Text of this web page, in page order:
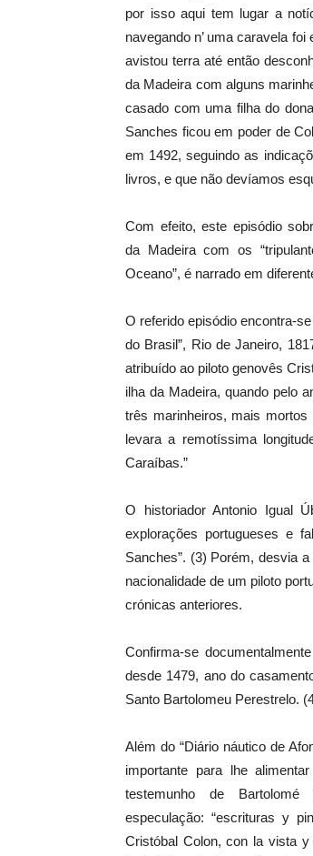
por isso aqui tem lugar a
navegando n’ uma caravela
avistou terra até então
da Madeira com alguns
casado com uma filha do
Sanches ficou em poder de
em 1492, seguindo as
livros, e que não devíamos
Com efeito, este episódio
da Madeira com os
Oceano”, é narrado em
O referido episódio encontra-
do Brasil”, Rio de Janeiro,
atribuído ao piloto genovês
ilha da Madeira, quando pelo
três marinheiros, mais
levara a remotíssima
Caraíbas.”
O historiador Antonio Igual
explorações portugueses e
Sanches”. (3) Porém, desvia
nacionalidade de um piloto
crónicas anteriores.
Confirma-se
desde 1479, ano do
Santo Bartolomeu Perestrelo.
Além do “Diário náutico de
importante para lhe
testemunho de
especulação: “escrituras y
Cristóbal Colon, con la vista